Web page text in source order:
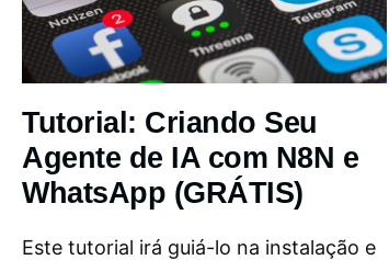
Tutorial: Criando Seu
Agente de IA com N8N e
WhatsApp (GRÁTIS)
Este tutorial irá guiá-lo na instalação e